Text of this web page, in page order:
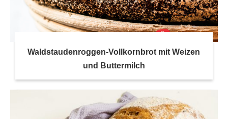
Waldstaudenroggen-Vollkornbrot mit Weizen
und Buttermilch